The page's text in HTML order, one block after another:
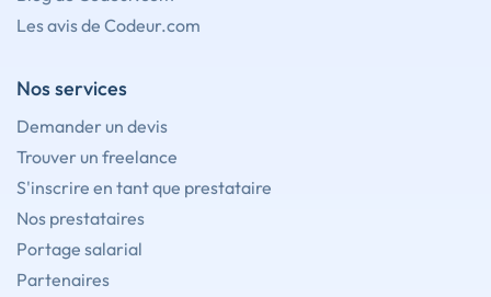
Les avis de Codeur.com
Nos services
Demander un devis
Trouver un freelance
S'inscrire en tant que prestataire
Nos prestataires
Portage salarial
Partenaires